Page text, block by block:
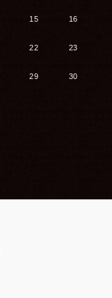
15 16
22 23
29 30